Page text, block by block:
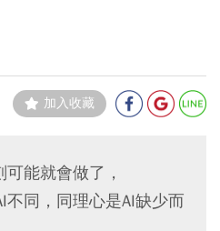
加入收藏
能就會做了，
不同，同理心是AI缺少而